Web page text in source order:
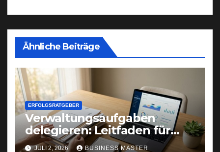
Ähnliche Beiträge
ERFOLGSRATGEBER
Verwaltungsaufgaben
delegieren: Leitfaden für
Gründer und Selbstständige
JULI 2, 2026 BUSINESS MASTER